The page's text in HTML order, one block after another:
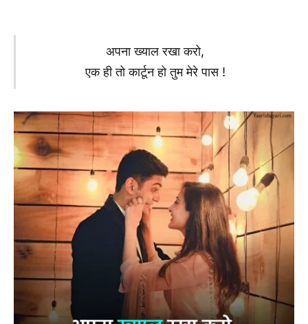
अपना ख्याल रखा करो,
एक ही तो कार्टून हो तुम मेरे पास !